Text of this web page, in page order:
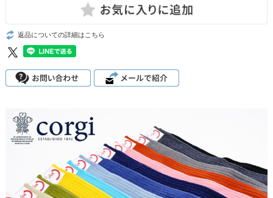
返品についての詳細はこちら